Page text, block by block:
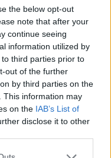
the below opt-out
note that after your
continue seeing
information utilized by
third parties prior to
out of the further
by third parties on the
This information may
on the IAB’s List of
disclose it to other
one or more Google
stato posto sotto
essere stato
Giudiziaria.
STAZIONE
QUI